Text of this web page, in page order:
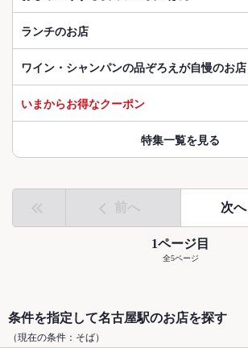
ランチのお店
ワイン・シャンパンの品ぞろえが自慢のお店
いまからお得なクーポン
特集一覧を見る
前へ 次へ
1ページ目
全5ページ
条件を指定して名古屋駅のお店を探す
（現在の条件：そば）